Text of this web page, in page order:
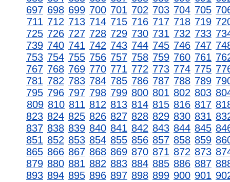
697 698 699 700 701 702 703 704 705
711 712 713 714 715 716 717 718 719
725 726 727 728 729 730 731 732 733
739 740 741 742 743 744 745 746 747
753 754 755 756 757 758 759 760 761
767 768 769 770 771 772 773 774 775
781 782 783 784 785 786 787 788 789
795 796 797 798 799 800 801 802 803
809 810 811 812 813 814 815 816 817
823 824 825 826 827 828 829 830 831
837 838 839 840 841 842 843 844 845
851 852 853 854 855 856 857 858 859
865 866 867 868 869 870 871 872 873
879 880 881 882 883 884 885 886 887
893 894 895 896 897 898 899 900 901